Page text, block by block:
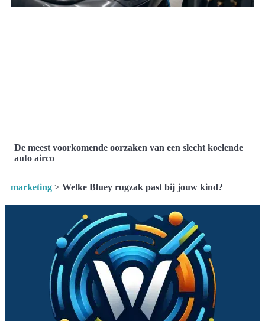
De meest voorkomende oorzaken van een slecht koelende
auto airco
marketing > Welke Bluey rugzak past bij jouw kind?